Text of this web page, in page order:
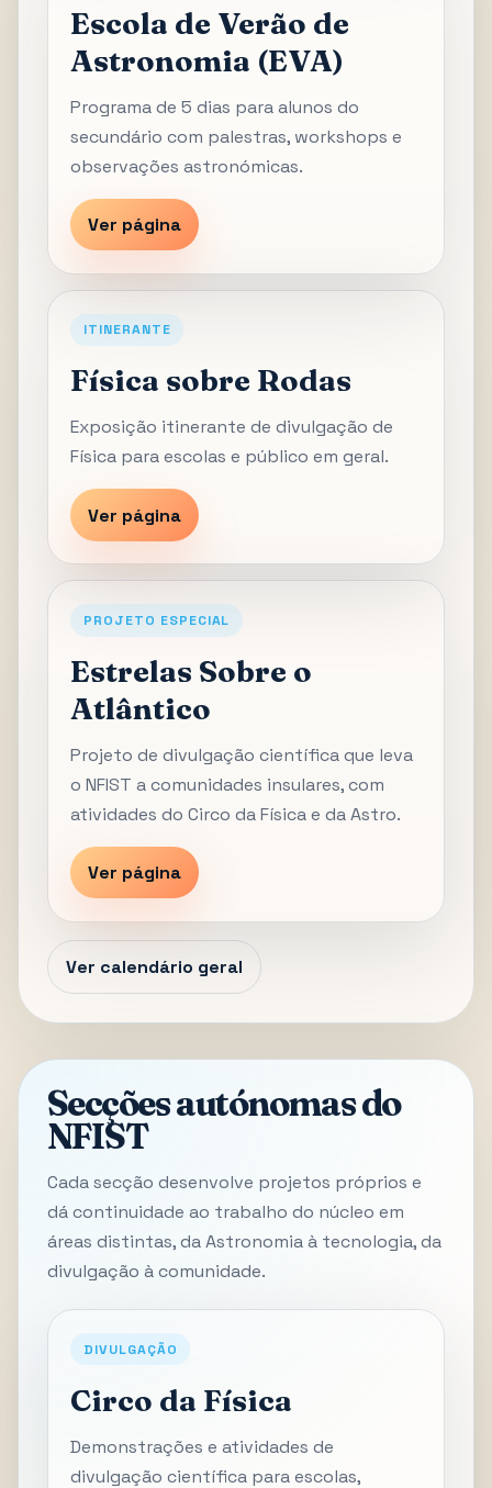
Escola de Verão de
Astronomia (EVA)
Programa de 5 dias para alunos do
secundário com palestras, workshops e
observações astronómicas.
Ver página
ITINERANTE
Física sobre Rodas
Exposição itinerante de divulgação de
Física para escolas e público em geral.
Ver página
PROJETO ESPECIAL
Estrelas Sobre o
Atlântico
Projeto de divulgação científica que leva
o NFIST a comunidades insulares, com
atividades do Circo da Física e da Astro.
Ver página
Ver calendário geral
Secções autónomas do
NFIST
Cada secção desenvolve projetos próprios e
dá continuidade ao trabalho do núcleo em
áreas distintas, da Astronomia à tecnologia, da
divulgação à comunidade.
DIVULGAÇÃO
Circo da Física
Demonstrações e atividades de
divulgação científica para escolas,